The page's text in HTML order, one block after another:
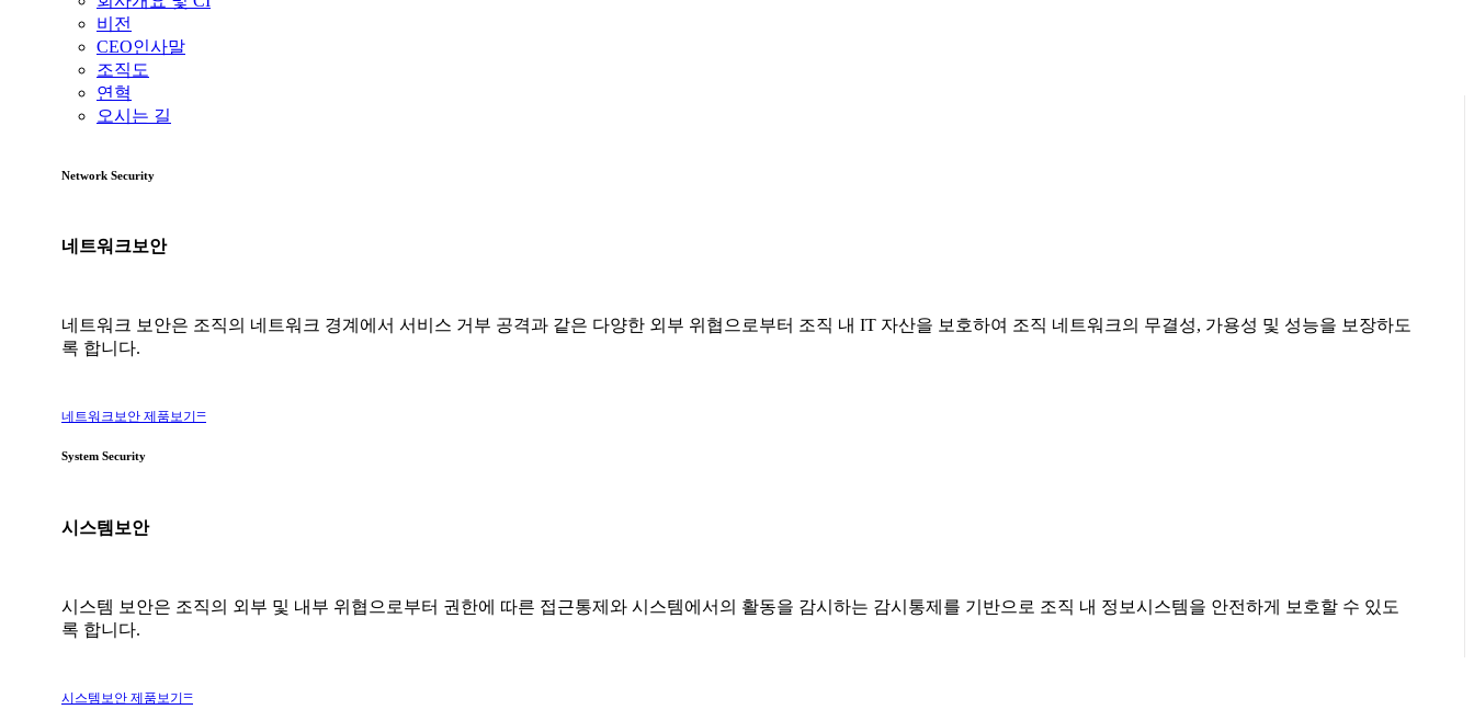
비전
CEO인사말
조직도
연혁
오시는 길
Network Security
네트워크보안
네트워크 보안은 조직의 네트워크 경계에서 서비스 거부 공격과 같은 다양한 외부 위협으로부터 조직 내 IT 자산을 보호하여 조직 네트워크의 무결성, 가용성 및 성능을 보장하도
록 합니다.
네트워크보안 제품보기
System Security
시스템보안
시스템 보안은 조직의 외부 및 내부 위협으로부터 권한에 따른 접근통제와 시스템에서의 활동을 감시하는 감시통제를 기반으로 조직 내 정보시스템을 안전하게 보호할 수 있도
록 합니다.
시스템보안 제품보기